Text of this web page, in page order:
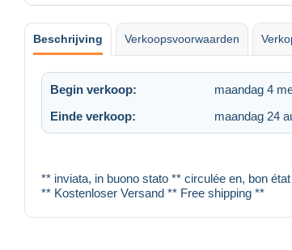
Beschrijving Verkoopsvoorwaarden
Begin verkoop: maandag 4
Einde verkoop:
maandag 24
** inviata, in buono stato ** circulée en, bon
** Kostenloser Versand ** Free shipping **